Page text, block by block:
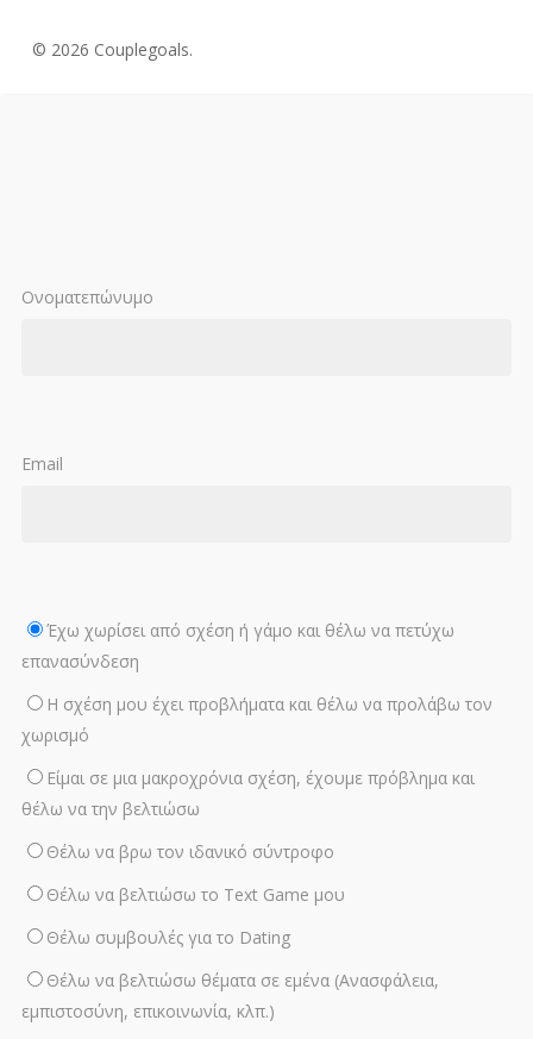
© 2026 Couplegoals.
Ονοματεπώνυμο
Email
Έχω χωρίσει από σχέση ή γάμο και θέλω να πετύχω
επανασύνδεση
Η σχέση μου έχει προβλήματα και θέλω να προλάβω τον
χωρισμό
Είμαι σε μια μακροχρόνια σχέση, έχουμε πρόβλημα και
θέλω να την βελτιώσω
Θέλω να βρω τον ιδανικό σύντροφο
Θέλω να βελτιώσω το Text Game μου
Θέλω συμβουλές για το Dating
Θέλω να βελτιώσω θέματα σε εμένα (Ανασφάλεια,
εμπιστοσύνη, επικοινωνία, κλπ.)